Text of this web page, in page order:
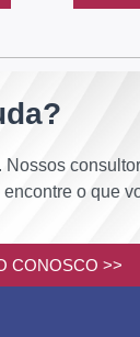
Nossos
o que
CONOSCO >>